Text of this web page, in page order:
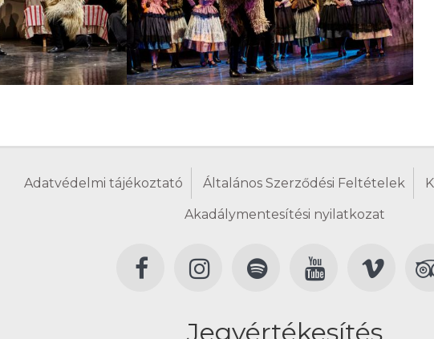
Adatvédelmi tájékoztató Általános Szerződési Feltételek
Akadálymentesítési nyilatkozat
Jegyértékesítés